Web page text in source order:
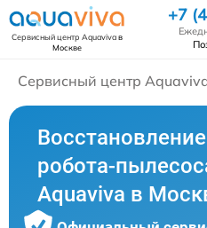
Сервисный центр Aquavivaв
Москве
+7
Сервисный центр
робота-
Aquaviva в